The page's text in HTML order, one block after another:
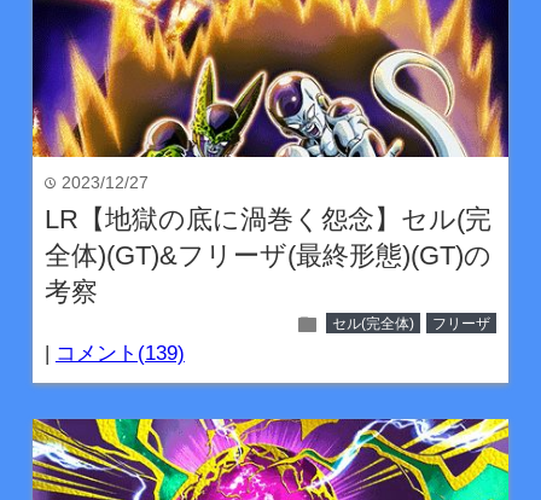
time 2023/12/27
LR【地獄の底に渦巻く怨念】セル(完
全体)(GT)&フリーザ(最終形態)(GT)の
考察
folder セル(完全体) フリーザ
| コメント(139)